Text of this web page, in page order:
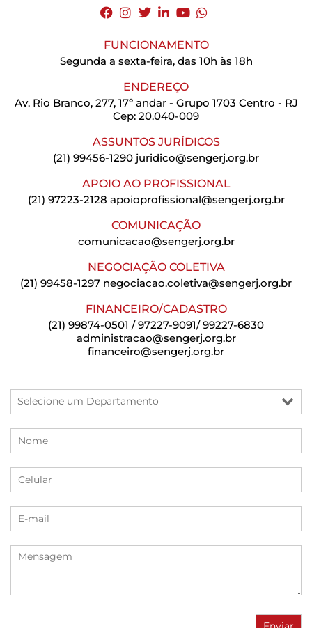
FUNCIONAMENTO
Segunda a sexta-feira, das 10h às 18h
ENDEREÇO
Av. Rio Branco, 277, 17º andar - Grupo 1703 Centro - RJ
Cep: 20.040-009
ASSUNTOS JURÍDICOS
(21) 99456-1290 juridico@sengerj.org.br
APOIO AO PROFISSIONAL
(21) 97223-2128 apoioprofissional@sengerj.org.br
COMUNICAÇÃO
comunicacao@sengerj.org.br
NEGOCIAÇÃO COLETIVA
(21) 99458-1297 negociacao.coletiva@sengerj.org.br
FINANCEIRO/CADASTRO
(21) 99874-0501 / 97227-9091/ 99227-6830
administracao@sengerj.org.br
financeiro@sengerj.org.br